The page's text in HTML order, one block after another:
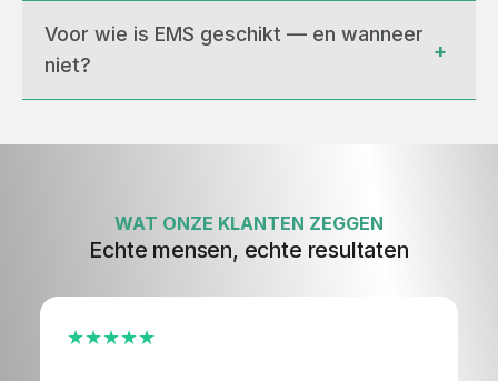
Voor wie is EMS geschikt — en wanneer
niet?
+
WAT ONZE KLANTEN ZEGGEN
Echte mensen, echte resultaten
★★★★★